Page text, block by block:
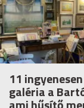
11
galéria a